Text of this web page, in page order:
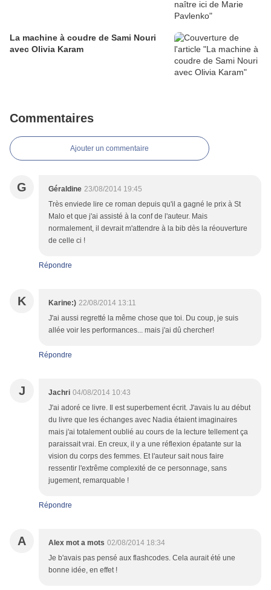
La machine à coudre de Sami Nouri
avec Olivia Karam
Commentaires
Ajouter un commentaire
G Géraldine 23/08/2014 19:45
Très enviede lire ce roman depuis qu'il a gagné le prix à St
Malo et que j'ai assisté à la conf de l'auteur. Mais
normalement, il devrait m'attendre à la bib dès la réouverture
de celle ci !
Répondre
K Karine:) 22/08/2014 13:11
J'ai aussi regretté la même chose que toi. Du coup, je suis
allée voir les performances... mais j'ai dû chercher!
Répondre
J Jachri 04/08/2014 10:43
J'ai adoré ce livre. Il est superbement écrit. J'avais lu au début
du livre que les échanges avec Nadia étaient imaginaires
mais j'ai totalement oublié au cours de la lecture tellement ça
paraissait vrai. En creux, il y a une réflexion épatante sur la
vision du corps des femmes. Et l'auteur sait nous faire
ressentir l'extrême complexité de ce personnage, sans
jugement, remarquable !
Répondre
A Alex mot a mots 02/08/2014 18:34
Je b'avais pas pensé aux flashcodes. Cela aurait été une
bonne idée, en effet !